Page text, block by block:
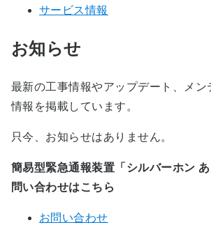
サービス情報
お知らせ
最新の工事情報やアップデート、メン
情報を掲載しています。
只今、お知らせはありません。
簡易型緊急通報装置「シルバーホン
問い合わせはこちら
お問い合わせ